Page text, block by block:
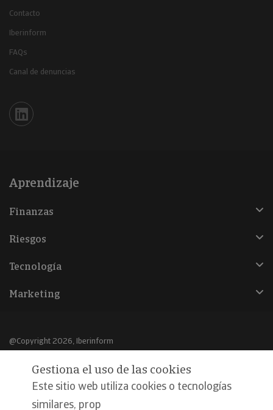
Contacto
Iberinform
FAQs
Canal de denuncias
Iberinform en Linkedin
Aprendizaje
Finanzas
Riesgos
Tecnología
Marketing
@Copyright 2026, Iberinform
Aviso legal
Política de cookies
Gestiona el uso de las cookies
Este sitio web utiliza cookies o tecnologías
similares, prop